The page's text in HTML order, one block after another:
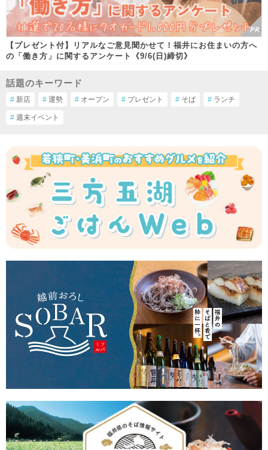
【プレゼント付】リアルなご意見聞かせて！福井にお住まいの方へ
の「働き方」に関するアンケート《9/6(日)締切》
話題のキーワード
# 新店 # 運勢 # オープン # プレゼント # そば # ランチ
# 週末イベント